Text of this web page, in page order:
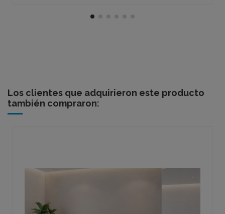
Los clientes que adquirieron este producto
también compraron: